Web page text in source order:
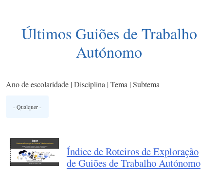
Últimos Guiões de Trabalho
Autónomo
Ano de escolaridade | Disciplina | Tema | Subtema
Índice de Roteiros de Exploração
de Guiões de Trabalho Autónomo